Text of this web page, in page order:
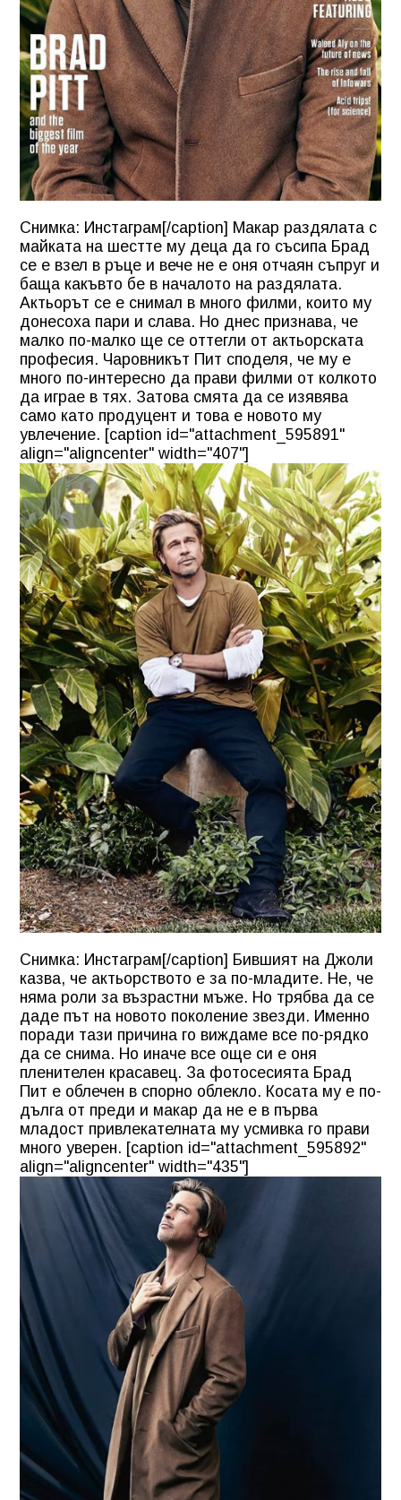
Снимка: Инстаграм[/caption] Макар раздялата с
майката на шестте му деца да го съсипа Брад
се е взел в ръце и вече не е оня отчаян съпруг и
баща какъвто бе в началото на раздялата.
Актьорът се е снимал в много филми, които му
донесоха пари и слава. Но днес признава, че
малко по-малко ще се оттегли от актьорската
професия. Чаровникът Пит споделя, че му е
много по-интересно да прави филми от колкото
да играе в тях. Затова смята да се изявява
само като продуцент и това е новото му
увлечение. [caption id="attachment_595891"
align="aligncenter" width="407"]
Снимка: Инстаграм[/caption] Бившият на Джоли
казва, че актьорството е за по-младите. Не, че
няма роли за възрастни мъже. Но трябва да се
даде път на новото поколение звезди. Именно
поради тази причина го виждаме все по-рядко
да се снима. Но иначе все още си е оня
пленителен красавец. За фотосесията Брад
Пит е облечен в спорно облекло. Косата му е по-
дълга от преди и макар да не е в първа
младост привлекателната му усмивка го прави
много уверен. [caption id="attachment_595892"
align="aligncenter" width="435"]